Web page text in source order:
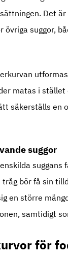
Det
suggor,
matas i
säkerställs
suggor
suggans
bör få sin
en större
samtidigt
för